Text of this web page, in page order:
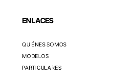
ENLACES
QUIÉNES SOMOS
MODELOS
PARTICULARES